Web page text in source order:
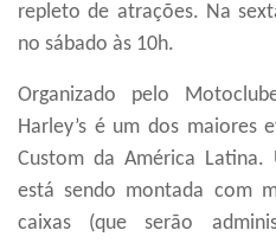
repleto de atrações. Na
no sábado às 10h.
Organizado pelo
Harley’s é um dos maiores
Custom da América Latina.
está sendo montada com
caixas (que serão